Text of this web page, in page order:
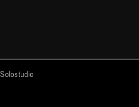
Solostudio